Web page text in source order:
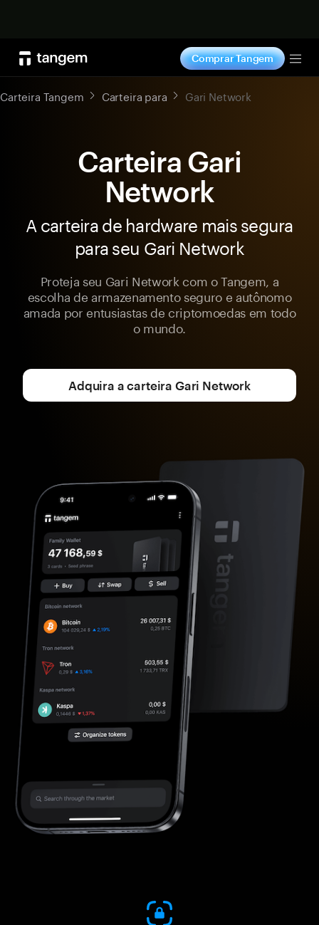
Comprar Tangem
Carteira Tangem Carteira para Gari Network
Carteira Gari
Network
A carteira de hardware mais segura
para seu Gari Network
Proteja seu Gari Network com o Tangem, a
escolha de armazenamento seguro e autônomo
amada por entusiastas de criptomoedas em todo
o mundo.
Adquira a carteira Gari Network